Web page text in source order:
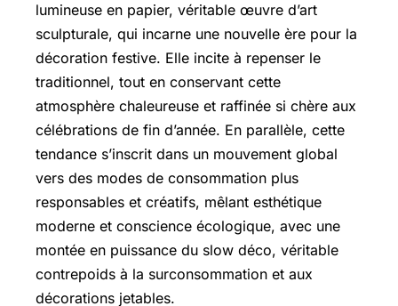
lumineuse en papier, véritable œuvre d’art
sculpturale, qui incarne une nouvelle ère pour la
décoration festive. Elle incite à repenser le
traditionnel, tout en conservant cette
atmosphère chaleureuse et raffinée si chère aux
célébrations de fin d’année. En parallèle, cette
tendance s’inscrit dans un mouvement global
vers des modes de consommation plus
responsables et créatifs, mêlant esthétique
moderne et conscience écologique, avec une
montée en puissance du slow déco, véritable
contrepoids à la surconsommation et aux
décorations jetables.